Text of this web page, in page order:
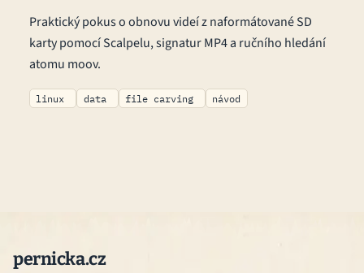
Praktický pokus o obnovu videí z naformátované SD
karty pomocí Scalpelu, signatur MP4 a ručního hledání
atomu moov.
linux data file carving návod
pernicka.cz